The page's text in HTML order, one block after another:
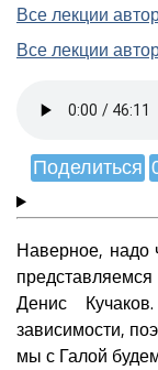
Все лекции
Все лекции
Поделиться
Наверное, надо
Денис
зависимости,
мы с Галой